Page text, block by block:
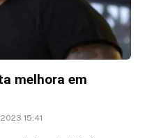
melhora em
15:41